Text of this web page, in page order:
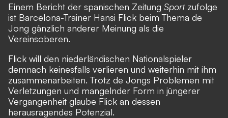
Einem Bericht der spanischen Zeitung Sportzufolge
ist Barcelona-Trainer Hansi Flick beim Thema de
Jong gänzlich anderer Meinung als die
Vereinsoberen.
Flick will den niederländischen Nationalspieler
demnach keinesfalls verlieren und weiterhin mit ihm
zusammenarbeiten. Trotz de Jongs Problemen mit
Verletzungen und mangelnder Form in jüngerer
Vergangenheit glaube Flick an dessen
herausragendes Potenzial.